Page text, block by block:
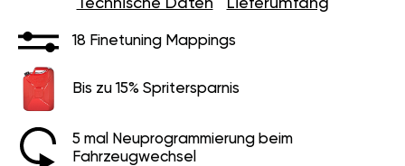
Technische Daten Lieferumfang
18 Finetuning Mappings
Bis zu 15% Spritersparnis
5 mal Neuprogrammierung beim
Fahrzeugwechsel